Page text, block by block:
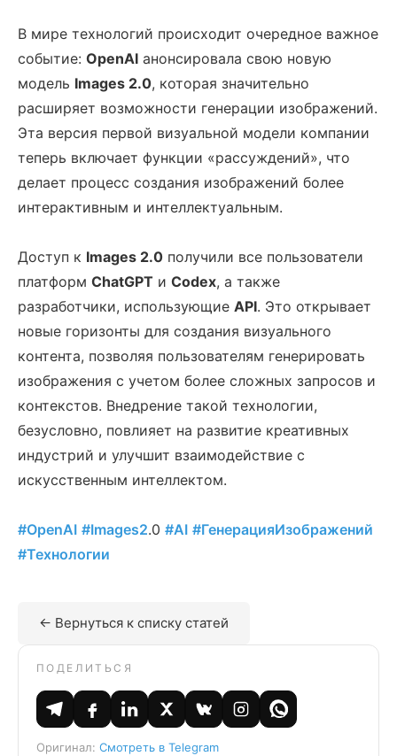
В мире технологий происходит очередное важное
событие: OpenAI анонсировала свою новую
модель Images 2.0, которая значительно
расширяет возможности генерации изображений.
Эта версия первой визуальной модели компании
теперь включает функции «рассуждений», что
делает процесс создания изображений более
интерактивным и интеллектуальным.
Доступ к Images 2.0 получили все пользователи
платформ ChatGPT и Codex, а также
разработчики, использующие API. Это открывает
новые горизонты для создания визуального
контента, позволяя пользователям генерировать
изображения с учетом более сложных запросов и
контекстов. Внедрение такой технологии,
безусловно, повлияет на развитие креативных
индустрий и улучшит взаимодействие с
искусственным интеллектом.
#OpenAI #Images2.0 #AI #ГенерацияИзображений
#Технологии
← Вернуться к списку статей
ПОДЕЛИТЬСЯ
Оригинал: Смотреть в Telegram